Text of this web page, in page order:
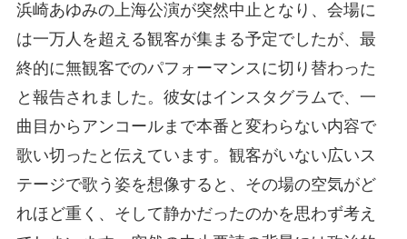
浜崎あゆみの上海公演が突然中止となり、会場に
は一万人を超える観客が集まる予定でしたが、最
終的に無観客でのパフォーマンスに切り替わった
と報告されました。彼女はインスタグラムで、一
曲目からアンコールまで本番と変わらない内容で
歌い切ったと伝えています。観客がいない広いス
テージで歌う姿を想像すると、その場の空気がど
れほど重く、そして静かだったのかを思わず考え